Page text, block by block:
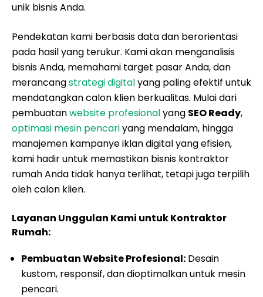
unik bisnis Anda.
Pendekatan kami berbasis data dan berorientasi
pada hasil yang terukur. Kami akan menganalisis
bisnis Anda, memahami target pasar Anda, dan
merancangstrategi digitalyang paling efektif untuk
mendatangkan calon klien berkualitas. Mulai dari
pembuatanwebsite profesionalyang SEO Ready,
optimasi mesin pencariyang mendalam, hingga
manajemen kampanye iklan digital yang efisien,
kami hadir untuk memastikan bisnis kontraktor
rumah Anda tidak hanya terlihat, tetapi juga terpilih
oleh calon klien.
Layanan Unggulan Kami untuk Kontraktor
Rumah:
Pembuatan Website Profesional: Desain
kustom, responsif, dan dioptimalkan untuk mesin
pencari.